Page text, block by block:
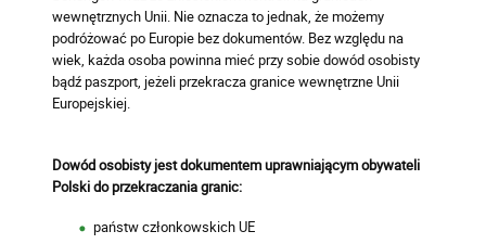
wewnętrznych Unii. Nie oznacza to jednak, że możemy
podróżować po Europie bez dokumentów. Bez względu na
wiek, każda osoba powinna mieć przy sobie dowód osobisty
bądź paszport, jeżeli przekracza granice wewnętrzne Unii
Europejskiej.
Dowód osobisty jest dokumentem uprawniającym obywateli
Polski do przekraczania granic:
państw członkowskich UE